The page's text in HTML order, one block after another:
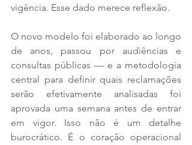
vigência. Esse dado merece reflexão.
O novo modelo foi elaborado ao longo
de anos, passou por audiências e
consultas públicas — e a metodologia
central para definir quais reclamações
serão efetivamente analisadas foi
aprovada uma semana antes de entrar
em vigor. Isso não é um detalhe
burocrático. É o coração operacional